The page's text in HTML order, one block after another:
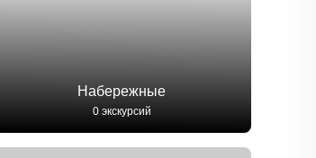
Набережные
0 экскурсий